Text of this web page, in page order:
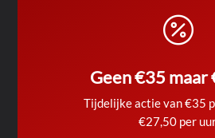

Geen €35 maar
Tijdelijke actie van €35
€27,50 per